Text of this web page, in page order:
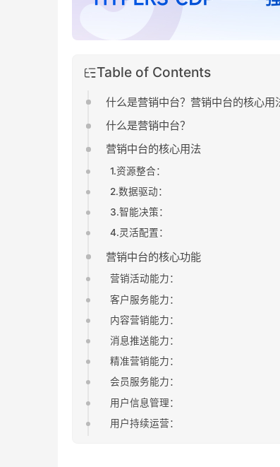
Table of Contents
什么是营销中台？营销中台的核心用
什么是营销中台？
营销中台的核心用法
1.资源整合：
2.数据驱动：
3.智能决策：
4.灵活配置：
营销中台的核心功能
营销活动能力：
客户服务能力：
内容营销能力：
消息推送能力：
精准营销能力：
会员服务能力：
用户信息管理：
用户持续运营：